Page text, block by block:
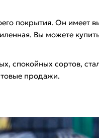
покрытия. Он имеет
Вы можете
спокойных сортов,
продажи.